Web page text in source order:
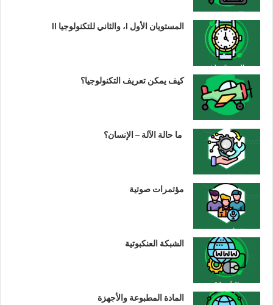
المستويان الأول I، والثاني للتكنولوجيا II
كيف يمكن تعريف التكنولوجيا؟
ما حالة الآلة – الإنسان؟
مؤتمرات صوتية
الشبكة العنكبوتية
المادة المطبوعة والأجهزة